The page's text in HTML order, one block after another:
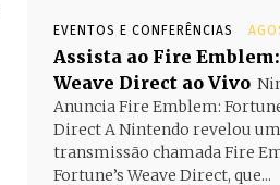
EVENTOS E CONFERÊNCIAS
Assista ao Fire Emblem:
Weave Direct ao Vivo
Anuncia Fire Emblem:
Direct A Nintendo revelou
transmissão chamada Fire
Fortune’s Weave Direct, que...